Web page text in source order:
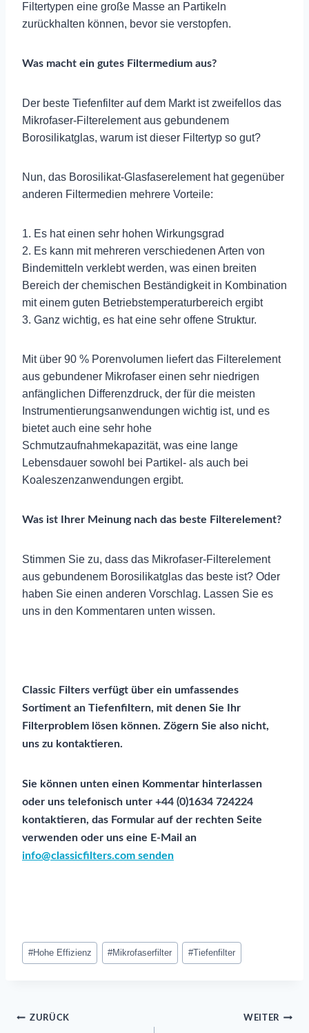
Filtertypen eine große Masse an Partikeln
zurückhalten können, bevor sie verstopfen.
Was macht ein gutes Filtermedium aus?
Der beste Tiefenfilter auf dem Markt ist zweifellos das
Mikrofaser-Filterelement aus gebundenem
Borosilikatglas, warum ist dieser Filtertyp so gut?
Nun, das Borosilikat-Glasfaserelement hat gegenüber
anderen Filtermedien mehrere Vorteile:
1. Es hat einen sehr hohen Wirkungsgrad
2. Es kann mit mehreren verschiedenen Arten von
Bindemitteln verklebt werden, was einen breiten
Bereich der chemischen Beständigkeit in Kombination
mit einem guten Betriebstemperaturbereich ergibt
3. Ganz wichtig, es hat eine sehr offene Struktur.
Mit über 90 % Porenvolumen liefert das Filterelement
aus gebundener Mikrofaser einen sehr niedrigen
anfänglichen Differenzdruck, der für die meisten
Instrumentierungsanwendungen wichtig ist, und es
bietet auch eine sehr hohe
Schmutzaufnahmekapazität, was eine lange
Lebensdauer sowohl bei Partikel- als auch bei
Koaleszenzanwendungen ergibt.
Was ist Ihrer Meinung nach das beste Filterelement?
Stimmen Sie zu, dass das Mikrofaser-Filterelement
aus gebundenem Borosilikatglas das beste ist? Oder
haben Sie einen anderen Vorschlag. Lassen Sie es
uns in den Kommentaren unten wissen.
Classic Filters verfügt über ein umfassendes
Sortiment an Tiefenfiltern, mit denen Sie Ihr
Filterproblem lösen können. Zögern Sie also nicht,
uns zu kontaktieren.
Sie können unten einen Kommentar hinterlassen
oder uns telefonisch unter +44 (0)1634 724224
kontaktieren, das Formular auf der rechten Seite
verwenden oder uns eine E-Mail an
info@classicfilters.com senden
Post
Tags:
#Hohe Effizienz #Mikrofaserfilter #Tiefenfilter
Beitrags-
ZURÜCK WEITER